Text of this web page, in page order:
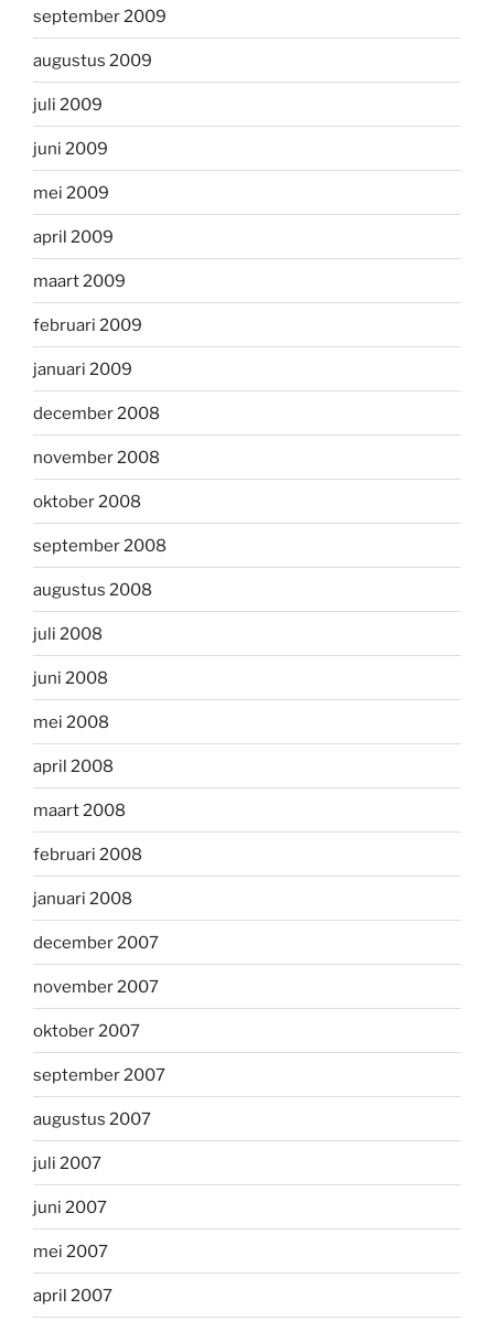
september 2009
augustus 2009
juli 2009
juni 2009
mei 2009
april 2009
maart 2009
februari 2009
januari 2009
december 2008
november 2008
oktober 2008
september 2008
augustus 2008
juli 2008
juni 2008
mei 2008
april 2008
maart 2008
februari 2008
januari 2008
december 2007
november 2007
oktober 2007
september 2007
augustus 2007
juli 2007
juni 2007
mei 2007
april 2007